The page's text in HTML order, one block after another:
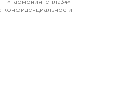
конфиденциальности
«ГармонияТепла34»